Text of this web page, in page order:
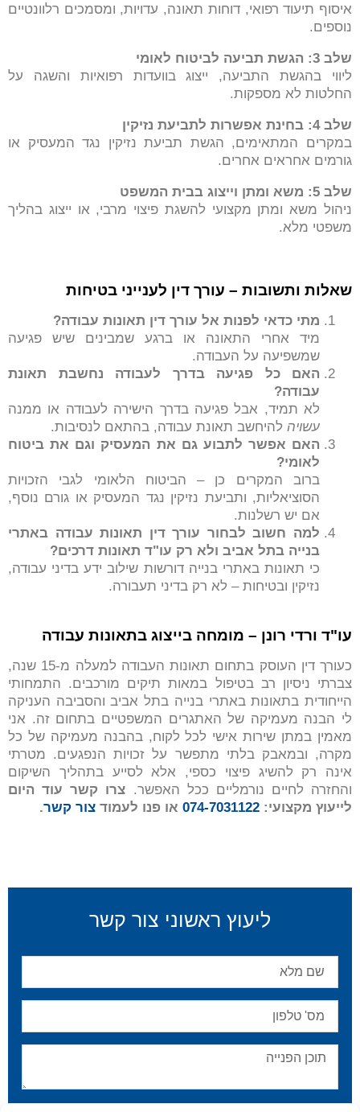
איסוף תיעוד רפואי, דוחות תאונה, עדויות, ומסמכים רלוונטיים
נוספים.
שלב 3: הגשת תביעה לביטוח לאומי
ליווי בהגשת התביעה, ייצוג בוועדות רפואיות והשגה על
החלטות לא מספקות.
שלב 4: בחינת אפשרות לתביעת נזיקין
במקרים המתאימים, הגשת תביעת נזיקין נגד המעסיק או
גורמים אחראים אחרים.
שלב 5: משא ומתן וייצוג בבית המשפט
ניהול משא ומתן מקצועי להשגת פיצוי מרבי, או ייצוג בהליך
משפטי מלא.
שאלות ותשובות – עורך דין לענייני בטיחות
מתי כדאי לפנות אל עורך דין תאונות עבודה?
מיד אחרי התאונה או ברגע שמבינים שיש פגיעה
שמשפיעה על העבודה.
האם כל פגיעה בדרך לעבודה נחשבת תאונת
עבודה?
לא תמיד, אבל פגיעה בדרך הישירה לעבודה או ממנה
עשויה להיחשב תאונת עבודה, בהתאם לנסיבות.
האם אפשר לתבוע גם את המעסיק וגם את ביטוח
לאומי?
ברוב המקרים כן – הביטוח הלאומי לגבי הזכויות
הסוציאליות, ותביעת נזיקין נגד המעסיק או גורם נוסף,
אם יש רשלנות.
למה חשוב לבחור עורך דין תאונות עבודה באתרי
בנייה בתל אביב ולא רק עו"ד תאונות דרכים?
כי תאונות באתרי בנייה דורשות שילוב ידע בדיני עבודה,
נזיקין ובטיחות – לא רק בדיני תעבורה.
עו"ד ורדי רונן – מומחה בייצוג בתאונות עבודה
כעורך דין העוסק בתחום תאונות העבודה למעלה מ-15 שנה,
צברתי ניסיון רב בטיפול במאות תיקים מורכבים. התמחותי
הייחודית בתאונות באתרי בנייה בתל אביב והסביבה העניקה
לי הבנה מעמיקה של האתגרים המשפטיים בתחום זה. אני
מאמין במתן שירות אישי לכל לקוח, בהבנה מעמיקה של כל
מקרה, ובמאבק בלתי מתפשר על זכויות הנפגעים. מטרתי
אינה רק להשיג פיצוי כספי, אלא לסייע בתהליך השיקום
והחזרה לחיים נורמליים ככל האפשר. צרו קשר עוד היום
לייעוץ מקצועי: 074-7031122 או פנו לעמוד צור קשר.
ליעוץ ראשוני צור קשר